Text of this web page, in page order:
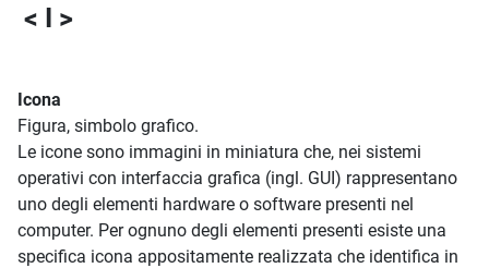
< I >
Icona
Figura, simbolo grafico.
Le icone sono immagini in miniatura che, nei sistemi
operativi con interfaccia grafica (ingl. GUI) rappresentano
uno degli elementi hardware o software presenti nel
computer. Per ognuno degli elementi presenti esiste una
specifica icona appositamente realizzata che identifica in